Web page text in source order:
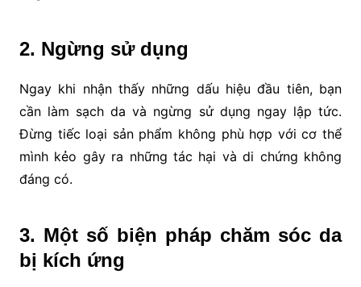
2. Ngừng sử dụng
Ngay khi nhận thấy những dấu hiệu đầu tiên, bạn
cần làm sạch da và ngừng sử dụng ngay lập tức.
Đừng tiếc loại sản phẩm không phù hợp với cơ thể
mình kẻo gây ra những tác hại và di chứng không
đáng có.
3. Một số biện pháp chăm sóc da
bị kích ứng